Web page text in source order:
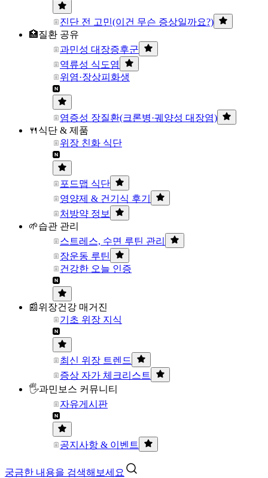
진단 전 고민(이건 무슨 증상일까요?)
🏥질환 공유
과민성 대장증후군
역류성 식도염
위염·장상피화생
염증성 장질환(크론병·궤양성 대장염)
🍴식단 & 제품
위장 친화 식단
포드맵 식단
영양제 & 건기식 후기
처방약 정보
🌱습관 관리
스트레스, 수면 루틴 관리
장운동 루틴
건강한 오늘 인증
📰위장건강 매거진
기초 위장 지식
최신 위장 트렌드
증상 자가 체크리스트
🖐과민보스 커뮤니티
자유게시판
공지사항 & 이벤트
궁금한 내용을 검색해보세요